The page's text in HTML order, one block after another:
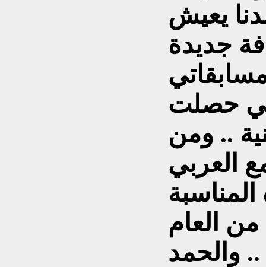
يعيش
جديدة
حصلت
.. ومن
العربي
العام
.. والحمد